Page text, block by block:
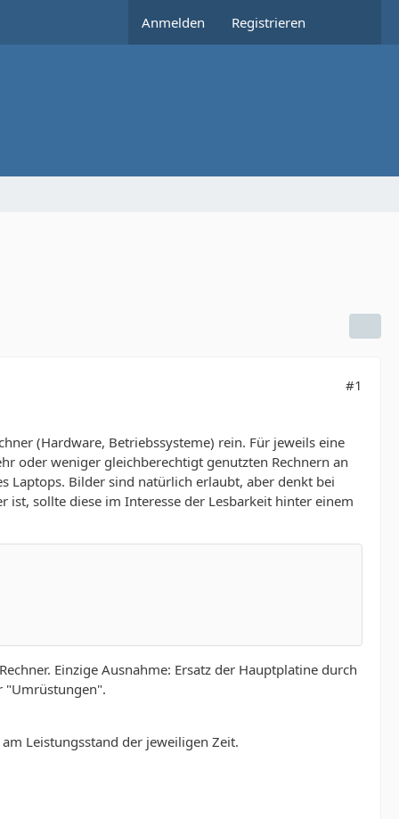
Anmelden Registrieren
#1
(Hardware, Betriebssysteme) rein. Für jeweils eine
oder weniger gleichberechtigt genutzten Rechnern an
Laptops. Bilder sind natürlich erlaubt, aber denkt bei
ist, sollte diese im Interesse der Lesbarkeit hinter einem
Einzige Ausnahme: Ersatz der Hauptplatine durch
"Umrüstungen".
Leistungsstand der jeweiligen Zeit.